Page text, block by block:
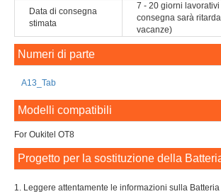
Data di consegna
stimata
7 - 20 giorni
consegna sarà
vacanze)
Numeri di parte
A13_Tab
Modelli compatibili
For Oukitel OT8
Progetto per la sostituzione della
1. Leggere attentamente le informazioni sulla Batteria